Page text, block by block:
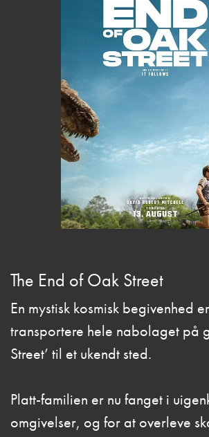
The End of Oak Street
En mystisk kosmisk begivenhed
transportere hele nabolaget på
Street’ til et ukendt sted.
Platt-familien er nu fanget i
omgivelser, og for at overleve